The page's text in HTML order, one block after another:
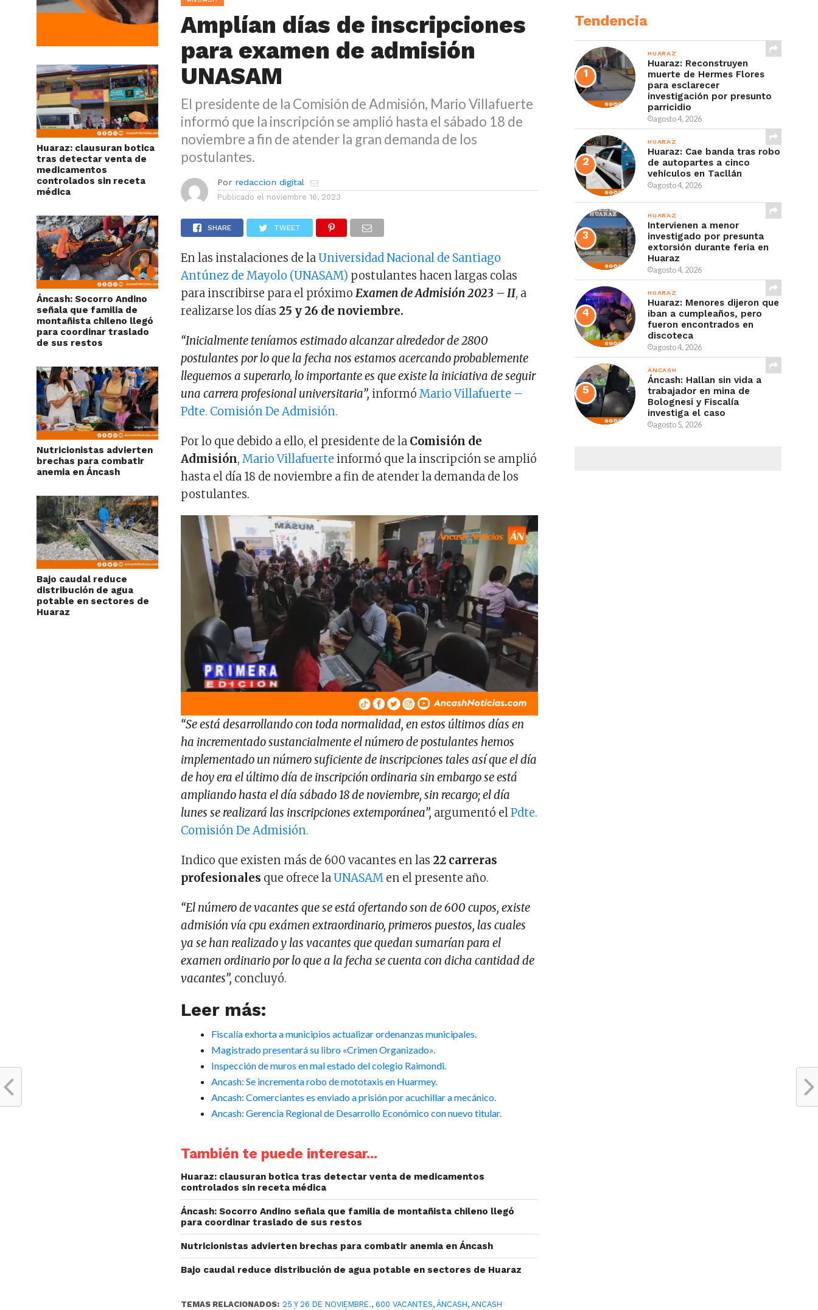
Huaraz: clausuran botica
tras detectar venta de
medicamentos
controlados sin receta
médica
Áncash: Socorro Andino
señala que familia de
montañista chileno llegó
para coordinar traslado
de sus restos
Nutricionistas advierten
brechas para combatir
anemia en Áncash
Bajo caudal reduce
distribución de agua
potable en sectores de
Huaraz
Amplían días de inscripciones
para examen de admisión
UNASAM
El presidente de la Comisión de Admisión, Mario Villafuerte
informó que la inscripción se amplió hasta el sábado 18 de
noviembre a fin de atender la gran demanda de los
postulantes.
Por redaccion digital
Publicado el noviembre 16, 2023
SHARE TWEET
En las instalaciones de laUniversidad Nacional de Santiago
Antúnez de Mayolo (UNASAM) postulantes hacen largas colas
para inscribirse para el próximo Examen de Admisión 2023 – II, a
realizarse los días 25 y 26 de noviembre.
“Inicialmente teníamos estimado alcanzar alrededor de 2800
postulantes por lo que la fecha nos estamos acercando probablemente
lleguemos a superarlo, lo importante es que existe la iniciativa de seguir
una carrera profesional universitaria”, informó Mario Villafuerte –
Pdte. Comisión De Admisión.
Por lo que debido a ello, el presidente de la Comisión de
Admisión, Mario Villafuerte informó que la inscripción se amplió
hasta el día 18 de noviembre a fin de atender la demanda de los
postulantes.
“Se está desarrollando con toda normalidad, en estos últimos días en
ha incrementado sustancialmente el número de postulantes hemos
implementado un número suficiente de inscripciones tales así que el día
de hoy era el último día de inscripción ordinaria sin embargo se está
ampliando hasta el día sábado 18 de noviembre, sin recargo; el día
lunes se realizará las inscripciones extemporánea”, argumentó elPdte.
Comisión De Admisión.
Indico que existen más de 600 vacantes en las 22 carreras
profesionales que ofrece laUNASAM en el presente año.
“El número de vacantes que se está ofertando son de 600 cupos, existe
admisión vía cpu exámen extraordinario, primeros puestos, las cuales
ya se han realizado y las vacantes que quedan sumarían para el
examen ordinario por lo que a la fecha se cuenta con dicha cantidad de
vacantes”, concluyó.
Leer más:
Fiscalía exhorta a municipios actualizar ordenanzas municipales.
Magistrado presentará su libro «Crimen Organizado».
Inspección de muros en mal estado del colegio Raimondi.
Ancash: Se incrementa robo de mototaxis en Huarmey.
Ancash: Comerciantes es enviado a prisión por acuchillar a mecánico.
Ancash: Gerencia Regional de Desarrollo Económico con nuevo titular.
También te puede interesar...
Huaraz: clausuran botica tras detectar venta de medicamentos
controlados sin receta médica
Áncash: Socorro Andino señala que familia de montañista chileno llegó
para coordinar traslado de sus restos
Nutricionistas advierten brechas para combatir anemia en Áncash
Bajo caudal reduce distribución de agua potable en sectores de Huaraz
TEMAS RELACIONADOS: 25 Y 26 DE NOVIEMBRE., 600 VACANTES,ÁNCASH,ANCASH
Tendencia
HUARAZ
Huaraz: Reconstruyen
muerte de Hermes Flores
para esclarecer
investigación por presunto
parricidio
agosto 4, 2026
HUARAZ
Huaraz: Cae banda tras robo
de autopartes a cinco
vehículos en Tacllán
agosto 4, 2026
HUARAZ
Intervienen a menor
investigado por presunta
extorsión durante feria en
Huaraz
agosto 4, 2026
HUARAZ
Huaraz: Menores dijeron que
iban a cumpleaños, pero
fueron encontrados en
discoteca
agosto 4, 2026
ÁNCASH
Áncash: Hallan sin vida a
trabajador en mina de
Bolognesi y Fiscalía
investiga el caso
agosto 5, 2026